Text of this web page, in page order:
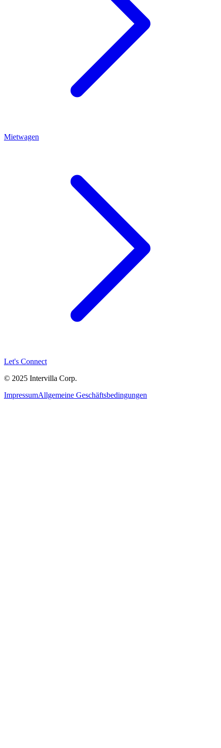
Mietwagen
Let's Connect
© 2025 Intervilla Corp.
ImpressumAllgemeine Geschäftsbedingungen